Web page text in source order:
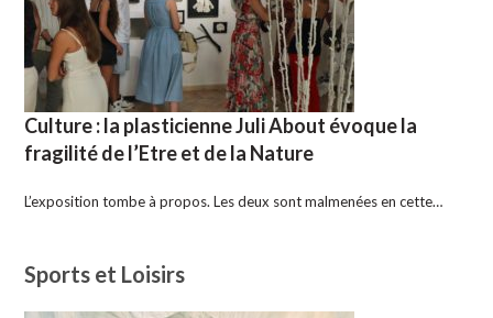
Culture : la plasticienne Juli About évoque la
fragilité de l’Etre et de la Nature
L’exposition tombe à propos. Les deux sont malmenées en cette…
Sports et Loisirs